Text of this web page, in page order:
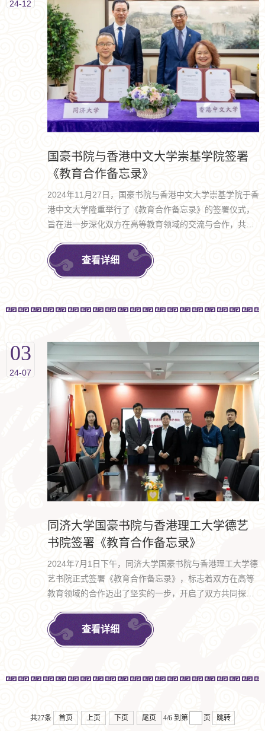
24-12
国豪书院与香港中文大学崇基学院签署
《教育合作备忘录》
2024年11月27日，国豪书院与香港中文大学崇基学院于香
港中文大学隆重举行了《教育合作备忘录》的签署仪式，
旨在进一步深化双方在高等教育领域的交流与合作，共同
章。
查看详细
03
24-07
同济大学国豪书院与香港理工大学德艺
书院签署《教育合作备忘录》
2024年7月1日下午，同济大学国豪书院与香港理工大学德
艺书院正式签署《教育合作备忘录》，标志着双方在高等
教育领域的合作迈出了坚实的一步，开启了双方共同探索
查看详细
共27条 首页 上页 下页 尾页 4/6 到第 页 跳转